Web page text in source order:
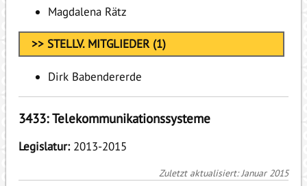
Magdalena Rätz
>> STELLV. MITGLIEDER (1)
Dirk Babendererde
3433: Telekommunikationssysteme
Legislatur:2013-2015
Zuletzt aktualisiert: Januar 2015